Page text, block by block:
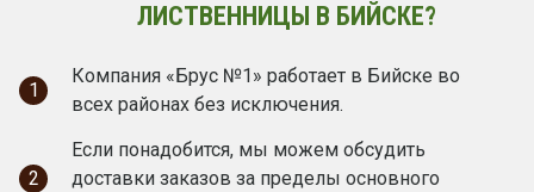
ЛИСТВЕННИЦЫ В БИЙСКЕ?
1
Компания «Брус №1» работает в Бийске во
всех районах без исключения.
2
Если понадобится, мы можем обсудить
доставки заказов за пределы основного